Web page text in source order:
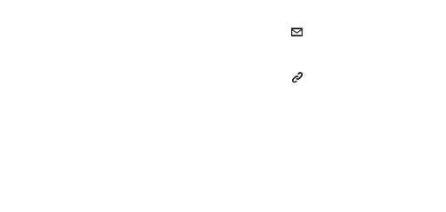
EMAIL
COPY